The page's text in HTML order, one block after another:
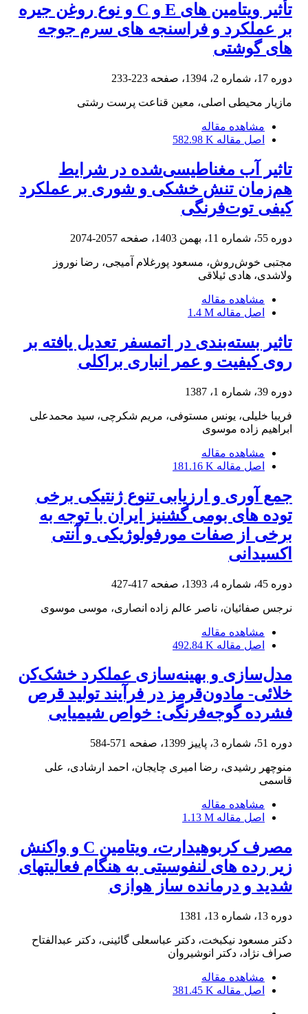
تأثیر ویتامین های E و C و نوع روغن جیره
بر عملکرد و فراسنجه های سرم جوجه
های گوشتی
دوره 17، شماره 2، 1394، صفحه 223-233
مازیار محیطی اصلی، معین قناعت پرست رشتی
مشاهده مقاله
اصل مقاله 582.98 K
تاثیر آب مغناطیسی‌شده در شرایط
هم‌زمان تنش خشکی و شوری بر عملکرد
کیفی توت‌فرنگی
دوره 55، شماره 11، بهمن 1403، صفحه 2057-2074
مجتبی خوش‌روش، مسعود پورغلام آمیجی، رضا نوروز
ولاشدی، هادی ئیلاقی
مشاهده مقاله
اصل مقاله 1.4 M
تاثیر بسته‌بندی در اتمسفر تعدیل یافته بر
روی کیفیت و عمر انباری براکلی
دوره 39، شماره 1، 1387
فریبا خلیلی، یونس مستوفی، مریم شکرچی، سید محمدعلی
ابراهیم زاده موسوی
مشاهده مقاله
اصل مقاله 181.16 K
جمع آوری و ارزیابی تنوع ژنتیکی برخی
توده های بومی گشنیز ایران با توجه به
برخی از صفات مورفولوژیکی و آنتی
اکسیدانی
دوره 45، شماره 4، 1393، صفحه 417-427
نرجس صفائیان، ناصر عالم زاده انصاری، موسی موسوی
مشاهده مقاله
اصل مقاله 492.84 K
مدل‌سازی و بهینه‌سازی عملکرد خشک‌کن
خلائی- مادون‌قرمز در فرآیند تولید قرص
فشرده گوجه‌فرنگی: خواص شیمیایی
دوره 51، شماره 3، پاییز 1399، صفحه 571-584
منوچهر رشیدی، رضا امیری چایجان، احمد ارشادی، علی
قاسمی
مشاهده مقاله
اصل مقاله 1.13 M
مصرف کربوهیدارت، ویتامین C و واکنش
زیر رده های لنفوسیتی به هنگام فعالیتهای
شدید و درمانده ساز هوازی
دوره 13، شماره 13، 1381
دکتر مسعود نیکبخت، دکتر عباسعلی گائینی، دکتر عبدالفتاح
صراف نژاد، دکتر انوشیروان
مشاهده مقاله
اصل مقاله 381.45 K